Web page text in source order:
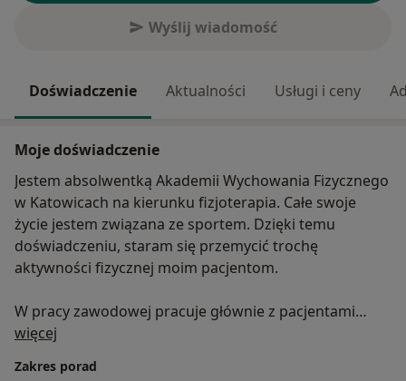
Wyślij wiadomość
Doświadczenie Aktualności Usługi i ceny
Moje doświadczenie
Jestem absolwentką Akademii Wychowania Fizycznego
w Katowicach na kierunku fizjoterapia. Całe swoje
życie jestem związana ze sportem. Dzięki temu
doświadczeniu, staram się przemycić trochę
aktywności fizycznej moim pacjentom.
W pracy zawodowej pracuje głównie z pacjentami
ortopedycznymi oraz stomatologicznymi.
samochodowe, motocyklowe, na nartach. Dysfunkcja
więcej
Zakres porad